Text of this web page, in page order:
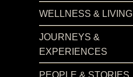
WELLNESS & LIVING
JOURNEYS &
EXPERIENCES
PEOPLE & STORIES